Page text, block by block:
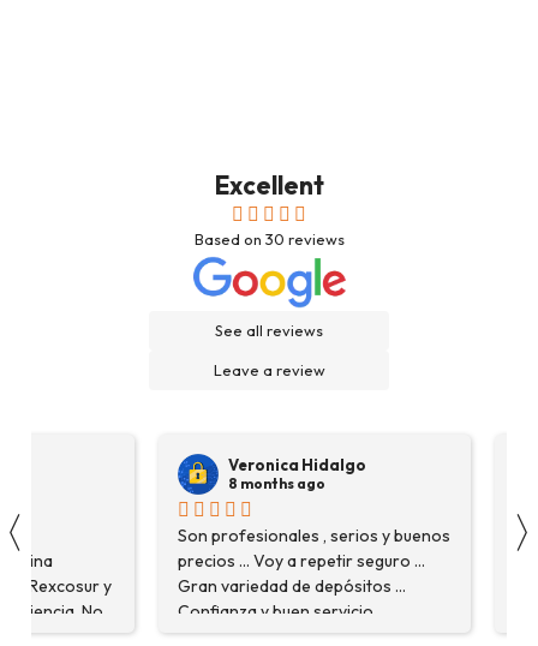
Excellent
Based on 30 reviews
See all reviews
Leave a review
en Rexcosur y
No
que
Veronica Hidalgo
8 months ago
Son profesionales , serios y buenos
precios ... Voy a repetir seguro ...
Gran variedad de depósitos ...
Confianza y buen servicio.